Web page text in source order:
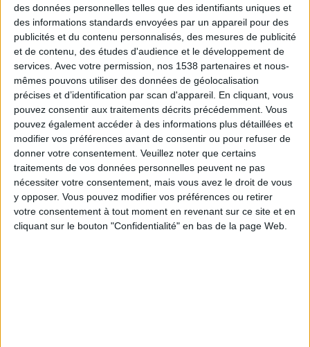
des données personnelles telles que des identifiants uniques et
des informations standards envoyées par un appareil pour des
publicités et du contenu personnalisés, des mesures de publicité
et de contenu, des études d'audience et le développement de
services. Avec votre permission, nos 1538 partenaires et nous-
mêmes pouvons utiliser des données de géolocalisation
précises et d’identification par scan d'appareil. En cliquant, vous
pouvez consentir aux traitements décrits précédemment. Vous
pouvez également accéder à des informations plus détaillées et
modifier vos préférences avant de consentir ou pour refuser de
donner votre consentement. Veuillez noter que certains
traitements de vos données personnelles peuvent ne pas
nécessiter votre consentement, mais vous avez le droit de vous
y opposer. Vous pouvez modifier vos préférences ou retirer
votre consentement à tout moment en revenant sur ce site et en
cliquant sur le bouton "Confidentialité" en bas de la page Web.
Combien de kilos souhaitez-vous perdre ?
Moins de
5 kilos
De 5 à 10
kilos
Plus de
10 kilos
Service-client & Motivation Voir tout
Les équipes du Service-client et de la
Communauté Savoir Maigrir vous aident
chaque semaine à vous rapprocher
sereinement de votre objectif minceur.